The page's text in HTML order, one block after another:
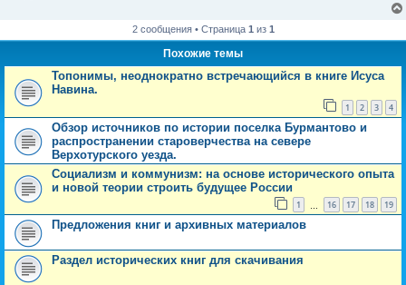
2 сообщения • Страница 1 из 1
Похожие темы
Топонимы, неоднократно встречающийся в книге Исуса
Навина.
1 2 3 4
Обзор источников по истории поселка Бурмантово и
распространении староверчества на севере
Верхотурского уезда.
Социализм и коммунизм: на основе исторического опыта
и новой теории строить будущее России
1 16 17 18 19
Предложения книг и архивных материалов
Раздел исторических книг для скачивания